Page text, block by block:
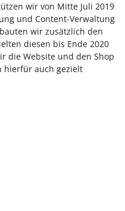
wir von Mitte Juli 2019
und Content-Verwaltung
wir zusätzlich den
diesen bis Ende 2020
die Website und den Shop
hierfür auch gezielt